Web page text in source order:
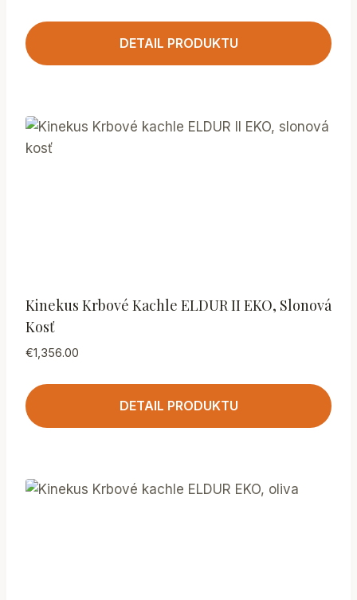
DETAIL PRODUKTU
Kinekus Krbové Kachle ELDUR II EKO, Slonová
Kosť
€1,356.00
DETAIL PRODUKTU